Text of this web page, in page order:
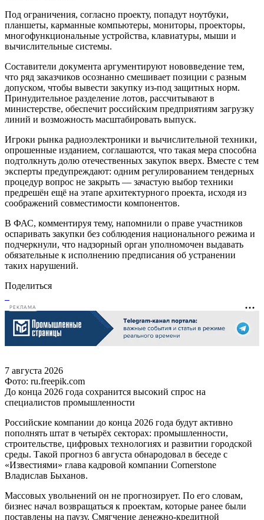
Под ограничения, согласно проекту, попадут ноутбуки,
планшеты, карманные компьютеры, мониторы, проекторы,
многофункциональные устройства, клавиатуры, мыши и
вычислительные системы.
Составители документа аргументируют нововведение тем,
что ряд заказчиков осознанно смешивает позиции с разным
допуском, чтобы вывести закупку из-под защитных норм.
Принудительное разделение лотов, рассчитывают в
министерстве, обеспечит российским предприятиям загрузку
линий и возможность масштабировать выпуск.
Игроки рынка радиоэлектроники и вычислительной техники,
опрошенные изданием, соглашаются, что такая мера способна
подтолкнуть долю отечественных закупок вверх. Вместе с тем
эксперты предупреждают: одним регулированием тендерных
процедур вопрос не закрыть — зачастую выбор техники
предрешён ещё на этапе архитектурного проекта, исходя из
соображений совместимости компонентов.
В ФАС, комментируя тему, напомнили о праве участников
оспаривать закупки без соблюдения национального режима и
подчеркнули, что надзорный орган уполномочен выдавать
обязательные к исполнению предписания об устранении
таких нарушений.
Поделиться
РЕКЛАМА
7 августа 2026
Фото: ru.freepik.com
До конца 2026 года сохранится высокий спрос на
специалистов промышленности
Российские компании до конца 2026 года будут активно
пополнять штат в четырёх секторах: промышленности,
строительстве, цифровых технологиях и развитии городской
среды. Такой прогноз 6 августа обнародовал в беседе с
«Известиями» глава кадровой компании Cornerstone
Владислав Быханов.
Массовых увольнений он не прогнозирует. По его словам,
бизнес начал возвращаться к проектам, которые ранее были
поставлены на паузу. Смягчение денежно-кредитной